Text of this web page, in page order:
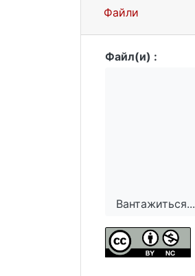
Файли
Файл(и) :
Вантажиться...
Вантажиться...